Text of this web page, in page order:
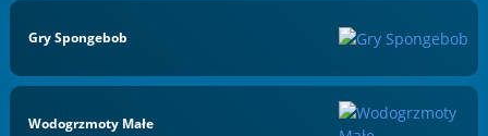
Gry Spongebob
Wodogrzmoty Małe